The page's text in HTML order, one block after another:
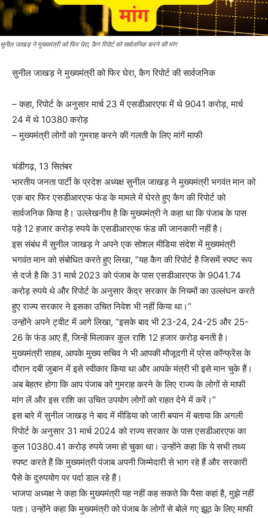
सुनील जाखड़ ने मुख्यमंत्री को फिर घेरा, कैग रिपोर्ट को सार्वजनिक करने की मांग
सुनील जाखड़ ने मुख्यमंत्री को फिर घेरा, कैग रिपोर्ट की सार्वजनिक
– कहा, रिपोर्ट के अनुसार मार्च 23 में एसडीआरएफ में थे 9041 करोड़, मार्च
24 में थे 10380 करोड़
– मुख्यमंत्री लोगों को गुमराह करने की गलती के लिए मांगें माफी
चंडीगढ़, 13 सितंबर
भारतीय जनता पार्टी के प्रदेश अध्यक्ष सुनील जाखड़ ने मुख्यमंत्री भगवंत मान को
एक बार फिर एसडीआरएफ फंड के मामले में घेरते हुए कैग की रिपोर्ट को
सार्वजनिक किया है। उल्लेखनीय है कि मुख्यमंत्री ने कहा था कि पंजाब के पास
पड़े 12 हजार करोड़ रुपये के एसडीआरएफ फंड की जानकारी नहीं है।
इस संबंध में सुनील जाखड़ ने अपने एक सोशल मीडिया संदेश में मुख्यमंत्री
भगवंत मान को संबोधित करते हुए लिखा, ”यह कैग की रिपोर्ट है जिसमें स्पष्ट रूप
से दर्ज है कि 31 मार्च 2023 को पंजाब के पास एसडीआरएफ के 9041.74
करोड़ रुपये थे और रिपोर्ट के अनुसार केंद्र सरकार के नियमों का उल्लंघन करते
हुए राज्य सरकार ने इसका उचित निवेश भी नहीं किया था।”
उन्होंने अपने ट्वीट में आगे लिखा, ”इसके बाद भी 23-24, 24-25 और 25-
26 के फंड आए हैं, जिन्हें मिलाकर कुल राशि 12 हजार करोड़ बनती है।
मुख्यमंत्री साहब, आपके मुख्य सचिव ने भी आपकी मौजूदगी में प्रेस कॉन्फ्रेंस के
दौरान दबी जुबान में इसे स्वीकार किया था और आपके मंत्री भी इसे मान चुके हैं।
अब बेहतर होगा कि आप पंजाब को गुमराह करने के लिए राज्य के लोगों से माफी
मांग लें और इस राशि का उचित उपयोग लोगों को राहत देने में करें।”
इस बारे में सुनील जाखड़ ने बाद में मीडिया को जारी बयान में बताया कि अगली
रिपोर्ट के अनुसार 31 मार्च 2024 को राज्य सरकार के पास एसडीआरएफ का
कुल 10380.41 करोड़ रुपये जमा हो चुका था। उन्होंने कहा कि ये सभी तथ्य
स्पष्ट करते हैं कि मुख्यमंत्री पंजाब अपनी जिम्मेदारी से भाग रहे हैं और सरकारी
पैसे के दुरुपयोग पर पर्दा डाल रहे हैं।
भाजपा अध्यक्ष ने कहा कि मुख्यमंत्री यह नहीं कह सकते कि पैसा कहां है, मुझे नहीं
पता। उन्होंने कहा कि मुख्यमंत्री को पंजाब के लोगों से बोले गए झूठ के लिए माफी